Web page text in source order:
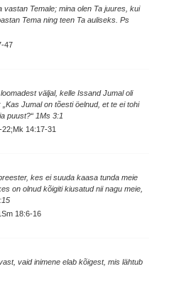
vastan Temale; mina olen Ta juures, kui
Tema ning teen Ta auliseks. Ps
47
väljal, kelle Issand Jumal oli
Jumal on tõesti öelnud, et te ei tohi
puust?“ 1Ms 3:1
14:17-31
kes ei suuda kaasa tunda meie
on olnud kõigiti kiusatud nii nagu meie,
18:6-16
vaid inimene elab kõigest, mis lähtub